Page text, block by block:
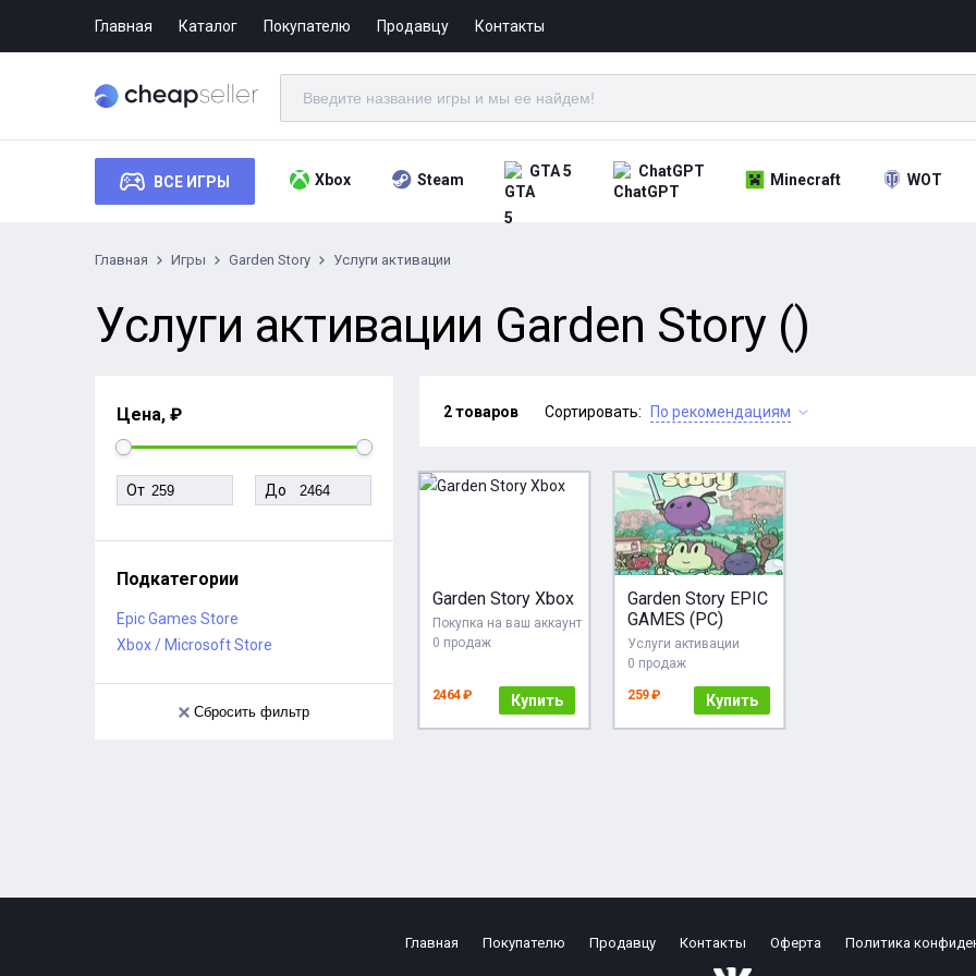
Главная Каталог Покупателю Продавцу Контакты
ВСЕ ИГРЫ Xbox Steam GTA 5 ChatGPT Minecraft WOT
Главная Игры Garden Story Услуги активации
Услуги активации Garden Story ()
Цена, ₽
От До
Подкатегории
Epic Games Store
Xbox / Microsoft Store
Сбросить фильтр
2 товаров Сортировать: По рекомендациям
Garden Story Xbox
Покупка на ваш аккаунт
0 продаж
2464 ₽ Купить
Garden Story EPIC
GAMES (PC)
Услуги активации
0 продаж
259 ₽ Купить
Главная Покупателю Продавцу Контакты Оферта Политика